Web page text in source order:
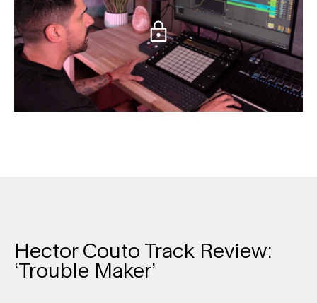
Hector Couto Track Review:
‘Trouble Maker’